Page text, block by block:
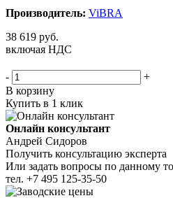
Производитель: ViBRA
38 619 руб.
включая НДС
-
+
В корзину
Купить в 1 клик
Онлайн консультант
Андрей Сидоров
Получить консультацию эксперта
Или задать вопросы по данному
тел. +7 495 125-35-50